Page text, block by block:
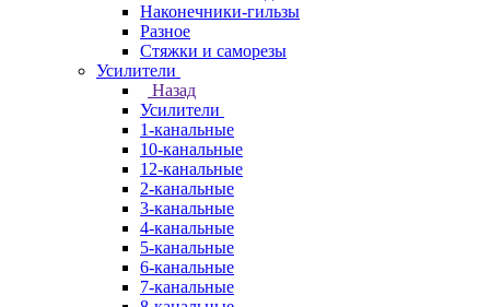
Наконечники-гильзы
Разное
Стяжки и саморезы
Усилители
Назад
Усилители
1-канальные
10-канальные
12-канальные
2-канальные
3-канальные
4-канальные
5-канальные
6-канальные
7-канальные